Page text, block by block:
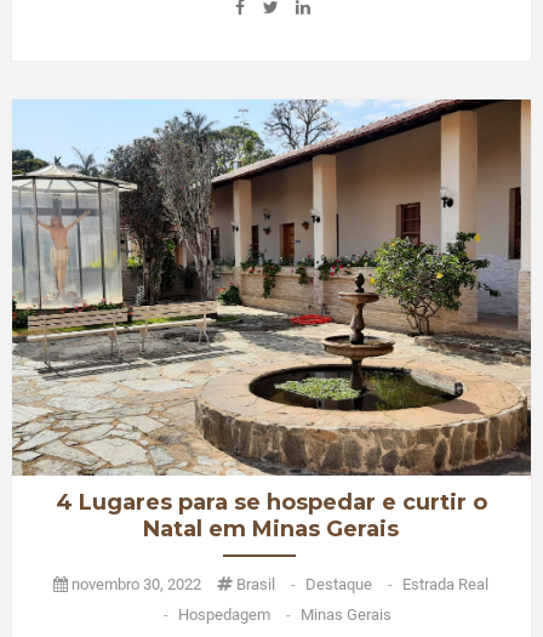
4 Lugares para se hospedar e curtir o
Natal em Minas Gerais
novembro 30, 2022 Brasil - Destaque - Estrada Real
- Hospedagem - Minas Gerais